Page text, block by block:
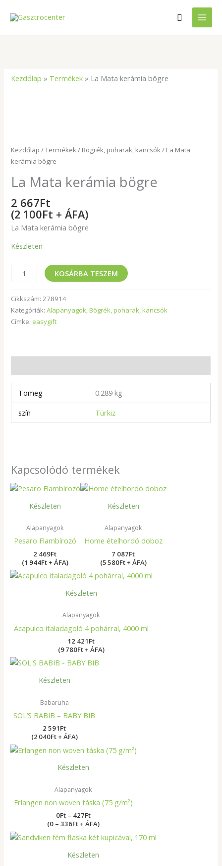
Search
Kezdőlap » Termékek » La Mata kerámia bögre
Kezdőlap /Termékek/ Bögrék, poharak, kancsók/ La Mata
kerámia bögre
La Mata kerámia bögre
2 667Ft
(2 100Ft + ÁFA)
La Mata kerámia bögre
Készleten
KOSÁRBA TESZEM
Cikkszám:278914
Kategóriák:Alapanyagok,Bögrék, poharak, kancsók
Címke: easygift
Tömeg
0.289 kg
szín
Türkiz
Kapcsolódó termékek
Készleten
Alapanyagok
Pesaro Flambírozó
2 469Ft
(1 944Ft + ÁFA)
Készleten
Alapanyagok
Home ételhordó doboz
7 087Ft
(5 580Ft + ÁFA)
Készleten
Alapanyagok
Acapulco italadagoló 4 pohárral, 4000 ml
12 421Ft
(9 780Ft + ÁFA)
Készleten
Babaruha
SOL’S BABIB – BABY BIB
2 591Ft
(2 040Ft + ÁFA)
Készleten
Alapanyagok
Erlangen non woven táska (75 g/m²)
0Ft – 427Ft
Ártartomány:
(0 – 336Ft + ÁFA)
Készleten